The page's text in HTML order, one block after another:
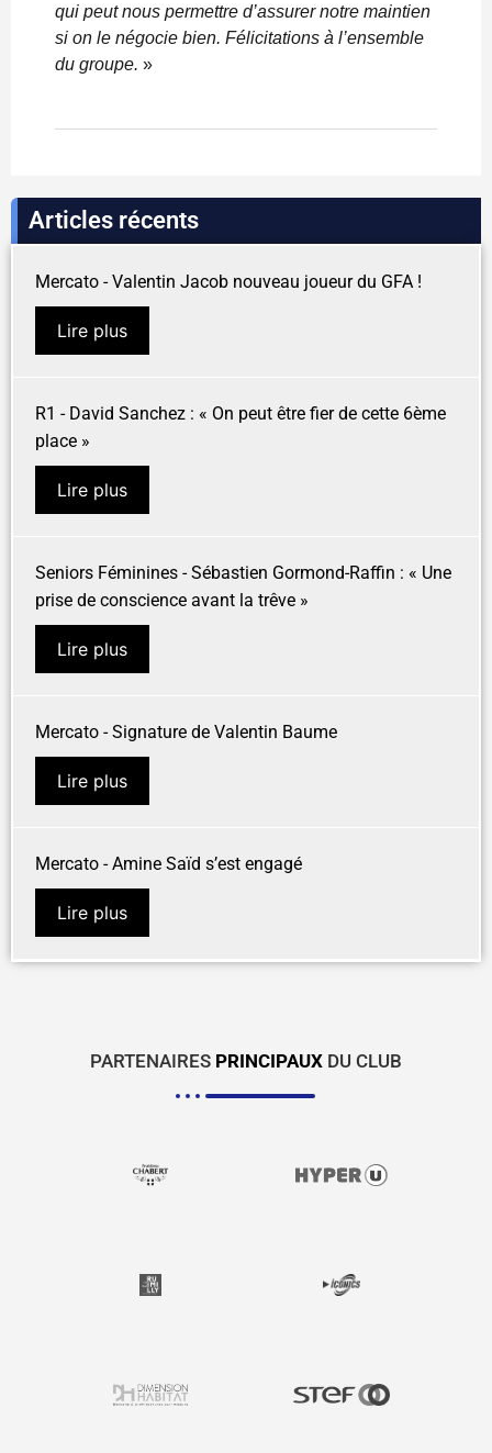
qui peut nous permettre d’assurer notre maintien
si on le négocie bien. Félicitations à l’ensemble
du groupe. »
Articles récents
Mercato - Valentin Jacob nouveau joueur du GFA !
Lire plus
R1 - David Sanchez : « On peut être fier de cette 6ème
place »
Lire plus
Seniors Féminines - Sébastien Gormond-Raffin : « Une
prise de conscience avant la trêve »
Lire plus
Mercato - Signature de Valentin Baume
Lire plus
Mercato - Amine Saïd s’est engagé
Lire plus
PARTENAIRES PRINCIPAUX DU CLUB